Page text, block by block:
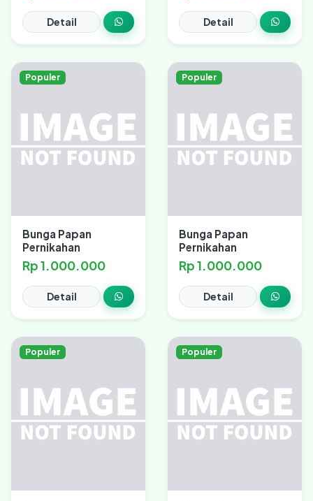
Detail Detail
Populer
Bunga Papan
Pernikahan
Rp 1.000.000
Detail
Populer
Bunga Papan
Pernikahan
Rp 1.000.000
Detail
Populer Populer